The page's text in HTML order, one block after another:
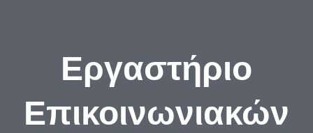
ΑΝΑΚΟΙΝΩΣΕΙΣΕργαστήριο
Επικοινωνιακών